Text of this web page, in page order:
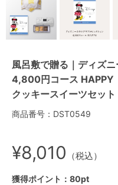
風呂敷で贈る｜ディズ
4,800円コース HAPPY
クッキースイーツセット
商品番号：DST0549
¥8,010 （税込）
獲得ポイント：80pt